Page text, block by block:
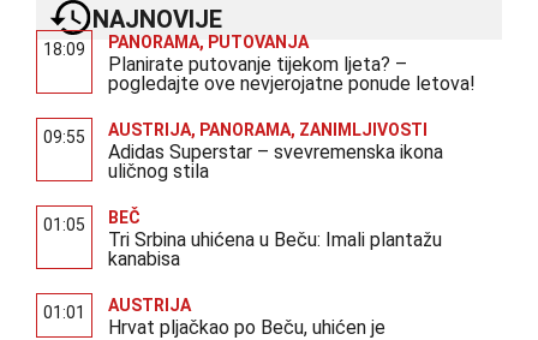
NAJNOVIJE
18:09 PANORAMA, PUTOVANJA
Planirate putovanje tijekom ljeta? –
pogledajte ove nevjerojatne ponude letova!
09:55 AUSTRIJA, PANORAMA, ZANIMLJIVOSTI
Adidas Superstar – svevremenska ikona
uličnog stila
01:05 BEČ
Tri Srbina uhićena u Beču: Imali plantažu
kanabisa
01:01 AUSTRIJA
Hrvat pljačkao po Beču, uhićen je